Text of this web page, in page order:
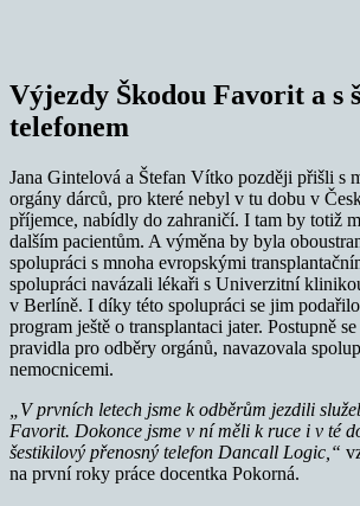
Výjezdy Škodou Favorit a s
telefonem
Jana Gintelová a Štefan Vítko později přišli s
orgány dárců, pro které nebyl v tu dobu v
příjemce, nabídly do zahraničí. I tam by totiž
dalším pacientům. A výměna by byla
spolupráci s mnoha evropskými
spolupráci navázali lékaři s Univerzitní
v Berlíně. I díky této spolupráci se jim
program ještě o transplantaci jater. Postupně
pravidla pro odběry orgánů, navazovala
nemocnicemi.
„V prvních letech jsme k odběrům jezdili
Favorit. Dokonce jsme v ní měli k ruce i v té
šestikilový přenosný telefon Dancall Logic,“
na první roky práce docentka Pokorná.